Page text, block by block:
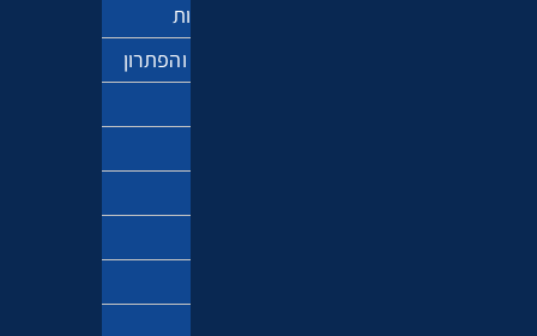
מדע ותפיסת המציאות
אנטישמיות – הבעיה והפתרון